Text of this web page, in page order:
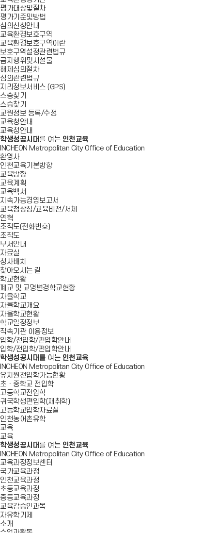
평가대상및절차
평가기준및방법
심의신청안내
교육환경보호구역
교육환경보호구역이란
보호구역설정관련법규
금지행위및시설물
해제심의절차
심의관련법규
지리정보서비스 (GPS)
스승찾기
스승찾기
교원정보 등록/수정
교육청안내
교육청안내
학생성공시대 를 여는 인천교육
INCHEON Metropolitan City Office of Education
환영사
인천교육기본방향
교육방향
교육계획
교육백서
지속가능경영보고서
교육청상징/교육비전/서체
연혁
조직도(전화번호)
조직도
부서안내
자료실
청사배치
찾아오시는 길
학교현황
폐교 및 교명변경학교현황
자율학교
자율학교개요
자율학교현황
학교일정정보
직속기관 이용정보
입학/전입학/편입학안내
입학/전입학/편입학안내
학생성공시대 를 여는 인천교육
INCHEON Metropolitan City Office of Education
유치원전입학가능현황
초ㆍ중학교 전입학
고등학교전입학
귀국학생편입학(재취학)
고등학교입학자료실
인천농어촌유학
교육
교육
학생성공시대 를 여는 인천교육
INCHEON Metropolitan City Office of Education
교육과정정보센터
국가교육과정
인천교육과정
초등교육과정
중등교육과정
교육감승인과목
자유학기제
소개